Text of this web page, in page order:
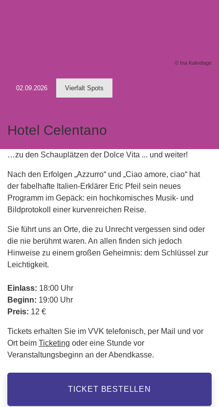
© Ina Kalvelage
02.09.2026 Vierfalt Spots
Hotel Celentano
…zu den Schauplätzen der Dolce Vita ... und weiter!
Nach den Erfolgen „Azzurro“ und „Ciao amore, ciao“ hat
der fabelhafte Italien-Erklärer Eric Pfeil sein neues
Programm im Gepäck: ein hochkomisches Musik- und
Bildprotokoll einer kurvenreichen Reise.
Sie führt uns an Orte, die zu Unrecht vergessen sind oder
die nie berühmt waren. An allen finden sich jedoch
Hinweise zu einem großen Geheimnis: dem Schlüssel zur
Leichtigkeit.
Einlass: 18:00 Uhr
Beginn: 19:00 Uhr
Preis: 12 €
Tickets erhalten Sie im VVK telefonisch, per Mail und vor
Ort beim Ticketing oder eine Stunde vor
Veranstaltungsbeginn an der Abendkasse.
TICKET BESTELLEN